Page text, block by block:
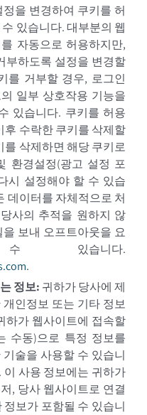
을 변경하여 쿠키를 허
있습니다. 대부분의 웹
자동으로 허용하지만,
부하도록 설정을 변경할
를 거부할 경우, 로그인
일부 상호작용 기능을
있습니다. 쿠키를 허용
후 수락한 쿠키를 삭제할
를 삭제하면 해당 쿠키로
환경설정(광고 설정 포
시 설정해야 할 수 있습
데이터를 자체적으로 처
사의 추적을 원하지 않
보내 오프트아웃을 요
있습니다.
.
정보: 귀하가 당사에 제
인정보 또는 기타 정보
하가 웹사이트에 접속할
수동)으로 특정 정보를
술을 사용할 수 있습니
이 사용 정보에는 귀하가
, 당사 웹사이트로 연결
정보가 포함될 수 있습니